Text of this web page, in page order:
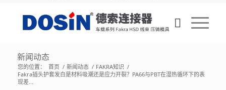
新闻动态
您的位置： 首页 / 新闻动态 / FAKRA知识 /
Fakra插头护套发白是材料吸潮还是应力开裂？PA66与PBT在湿热循环下的表
现差...